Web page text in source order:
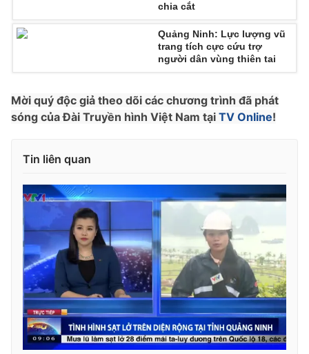
Emagazine Podcast
Infographic
Video Shorts video
VTV Sức khoẻ Bất động sản
Thị trường 24h Tấm lòng Việt
VTV4 Vươn mình bằng AI
VTV9 VTV8
Liên hệ tòa soạn English
chia cắt
Quảng Ninh: Lực lượng vũ
trang tích cực cứu trợ
người dân vùng thiên tai
Mời quý độc giả theo dõi các chương trình đã phát
sóng của Đài Truyền hình Việt Nam tại TV Online!
Tin liên quan